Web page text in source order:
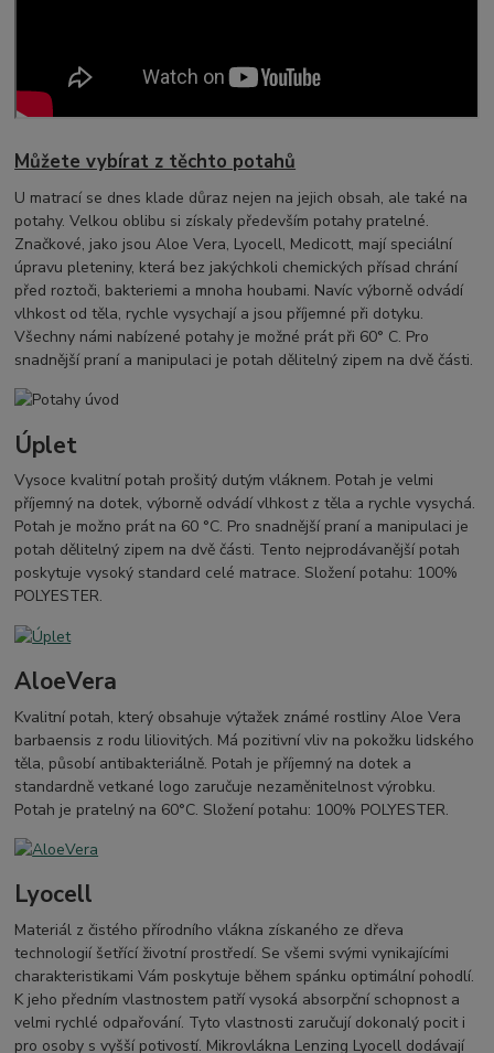
Můžete vybírat z těchto potahů
U matrací se dnes klade důraz nejen na jejich obsah, ale také na
potahy. Velkou oblibu si získaly především potahy pratelné.
Značkové, jako jsou Aloe Vera, Lyocell, Medicott, mají speciální
úpravu pleteniny, která bez jakýchkoli chemických přísad chrání
před roztoči, bakteriemi a mnoha houbami. Navíc výborně odvádí
vlhkost od těla, rychle vysychají a jsou příjemné při dotyku.
Všechny námi nabízené potahy je možné prát při 60° C. Pro
snadnější praní a manipulaci je potah dělitelný zipem na dvě části.
Úplet
Vysoce kvalitní potah prošitý dutým vláknem. Potah je velmi
příjemný na dotek, výborně odvádí vlhkost z těla a rychle vysychá.
Potah je možno prát na 60 °C. Pro snadnější praní a manipulaci je
potah dělitelný zipem na dvě části. Tento nejprodávanější potah
poskytuje vysoký standard celé matrace. Složení potahu: 100%
POLYESTER.
AloeVera
Kvalitní potah, který obsahuje výtažek známé rostliny Aloe Vera
barbaensis z rodu liliovitých. Má pozitivní vliv na pokožku lidského
těla, působí antibakteriálně. Potah je příjemný na dotek a
standardně vetkané logo zaručuje nezaměnitelnost výrobku.
Potah je pratelný na 60°C. Složení potahu: 100% POLYESTER.
Lyocell
Materiál z čistého přírodního vlákna získaného ze dřeva
technologií šetřící životní prostředí. Se všemi svými vynikajícími
charakteristikami Vám poskytuje během spánku optimální pohodlí.
K jeho předním vlastnostem patří vysoká absorpční schopnost a
velmi rychlé odpařování. Tyto vlastnosti zaručují dokonalý pocit i
pro osoby s vyšší potivostí. Mikrovlákna Lenzing Lyocell dodávají